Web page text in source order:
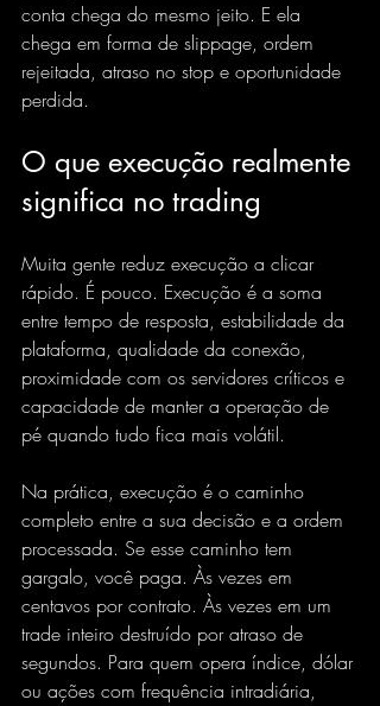
conta chega do mesmo jeito. E ela
chega em forma de slippage, ordem
rejeitada, atraso no stop e oportunidade
perdida.
O que execução realmente
significa no trading
Muita gente reduz execução a clicar
rápido. É pouco. Execução é a soma
entre tempo de resposta, estabilidade da
plataforma, qualidade da conexão,
proximidade com os servidores críticos e
capacidade de manter a operação de
pé quando tudo fica mais volátil.
Na prática, execução é o caminho
completo entre a sua decisão e a ordem
processada. Se esse caminho tem
gargalo, você paga. Às vezes em
centavos por contrato. Às vezes em um
trade inteiro destruído por atraso de
segundos. Para quem opera índice, dólar
ou ações com frequência intradiária,